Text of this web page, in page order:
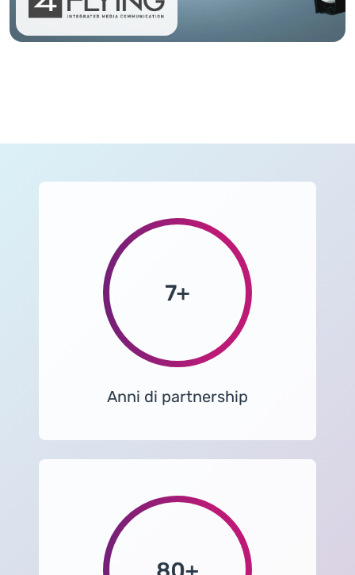
Anni di partnership